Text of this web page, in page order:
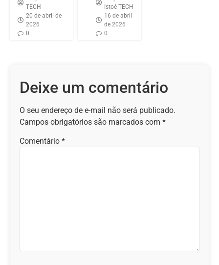
TECH
20 de abril de
2026
0
Istoé TECH
16 de abril
de 2026
0
Deixe um comentário
O seu endereço de e-mail não será publicado.
Campos obrigatórios são marcados com *
Comentário *